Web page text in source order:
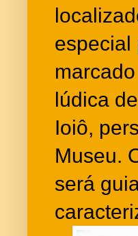
especial
lúdica
Ioiô,
Museu.
será